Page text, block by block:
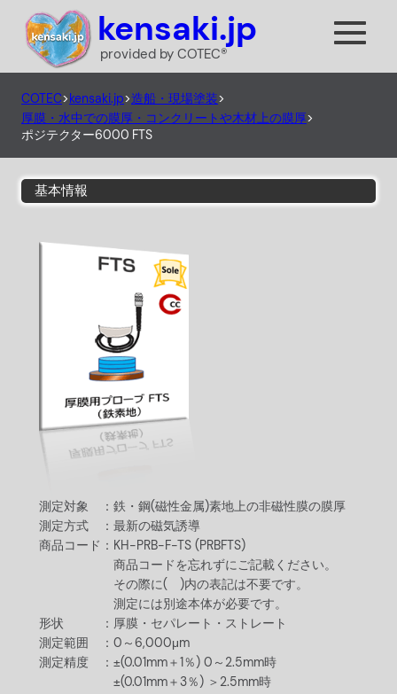
プ
kensaki.jp
provided by COTEC®
COTEC>kensaki.jp>造船・現場塗装>
厚膜・水中での膜厚・コンクリートや木材上の膜厚>
ポジテクター6000 FTS
基本情報
測定対象 ： 鉄・鋼(磁性金属)素地上の非磁性膜の膜厚
測定方式 ： 最新の磁気誘導
商品コード： KH-PRB-F-TS (PRBFTS)
商品コードを忘れずにご記載ください。
その際に( )内の表記は不要です。
測定には別途本体が必要です。
形状 ： 厚膜・セパレート・ストレート
測定範囲 ： 0～6,000μm
測定精度 ： ±(0.01mm＋1％) 0～2.5mm時
±(0.01mm＋3％) ＞2.5mm時